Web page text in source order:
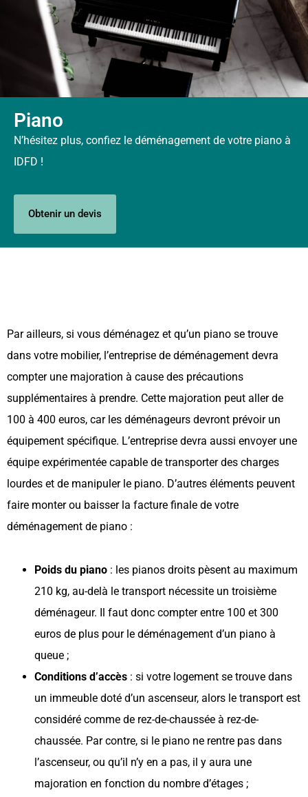
Piano
N’hésitez plus, confiez le déménagement de votre piano à
IDFD !
Obtenir un devis
Par ailleurs, si vous déménagez et qu’un piano se trouve
dans votre mobilier, l’entreprise de déménagement devra
compter une majoration à cause des précautions
supplémentaires à prendre. Cette majoration peut aller de
100 à 400 euros, car les déménageurs devront prévoir un
équipement spécifique. L’entreprise devra aussi envoyer une
équipe expérimentée capable de transporter des charges
lourdes et de manipuler le piano. D’autres éléments peuvent
faire monter ou baisser la facture finale de votre
déménagement de piano :
Poids du piano : les pianos droits pèsent au maximum
210 kg, au-delà le transport nécessite un troisième
déménageur. Il faut donc compter entre 100 et 300
euros de plus pour le déménagement d’un piano à
queue ;
Conditions d’accès : si votre logement se trouve dans
un immeuble doté d’un ascenseur, alors le transport est
considéré comme de rez-de-chaussée à rez-de-
chaussée. Par contre, si le piano ne rentre pas dans
l’ascenseur, ou qu’il n’y en a pas, il y aura une
majoration en fonction du nombre d’étages ;